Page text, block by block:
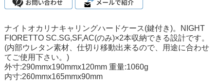
ナイトオカリナキャリングハードケース(鍵付き)。NIGHT
FIORETTO SC.SG,SF,AC(のみ)×2本収納できる設計です。
(内部ウレタン素材、仕切り移動出来るので、用途に合わせ
てご使用下さい。)
外寸:290mmx190mmx120mm 重量:1060g
内寸:260mmx165mmx90mm